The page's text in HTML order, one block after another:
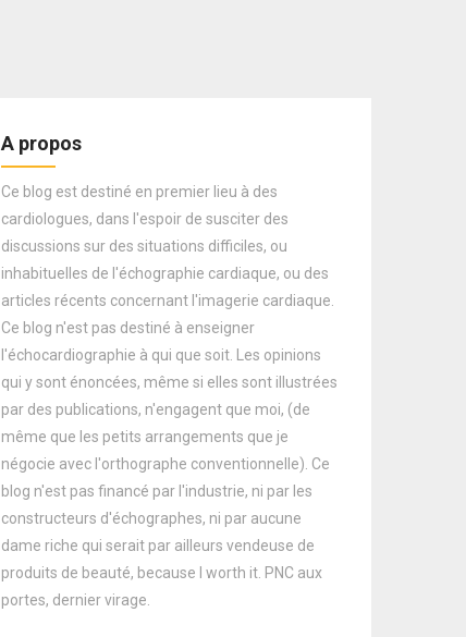
A propos
Ce blog est destiné en premier lieu à des
cardiologues, dans l'espoir de susciter des
discussions sur des situations difficiles, ou
inhabituelles de l'échographie cardiaque, ou des
articles récents concernant l'imagerie cardiaque.
Ce blog n'est pas destiné à enseigner
l'échocardiographie à qui que soit. Les opinions
qui y sont énoncées, même si elles sont illustrées
par des publications, n'engagent que moi, (de
même que les petits arrangements que je
négocie avec l'orthographe conventionnelle). Ce
blog n'est pas financé par l'industrie, ni par les
constructeurs d'échographes, ni par aucune
dame riche qui serait par ailleurs vendeuse de
produits de beauté, because I worth it. PNC aux
portes, dernier virage.